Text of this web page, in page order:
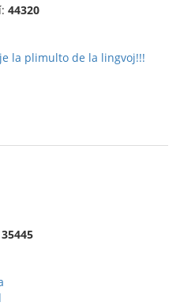
44320
la plimulto de la lingvoj!!!
35445